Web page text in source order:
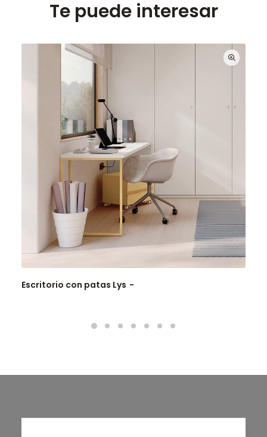
Te puede interesar
Escritorio con patas Lys